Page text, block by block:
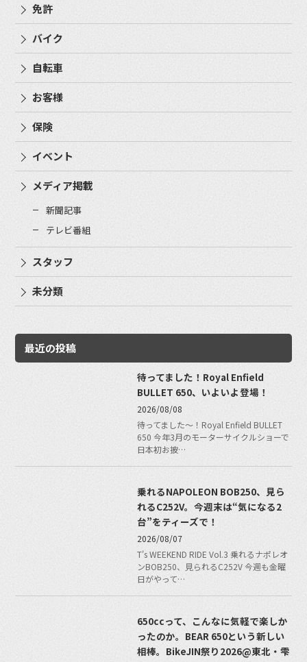
免許
バイク
自転車
お客様
保険
イベント
メディア掲載
新聞記事
テレビ番組
スタッフ
未分類
最近の投稿
待ってました！Royal Enfield
BULLET 650、いよいよ登場！
2026/08/08
待ってました〜！Royal Enfield BULLET
650 今年3月のモーターサイクルショーで
日本初お披…
乗れるNAPOLEON BOB250、見ら
れるC252V。今週末は“気になる2
台”をティーズで！
2026/08/07
T's WEEKEND RIDE Vol.3 乗れるナポレオ
ンBOB250、見られるC252V 今週も金曜
日がやって…
650ccって、こんなに気軽で楽しか
ったのか。BEAR 650という新しい
相棒。BikeJIN祭り2026@東北・雫